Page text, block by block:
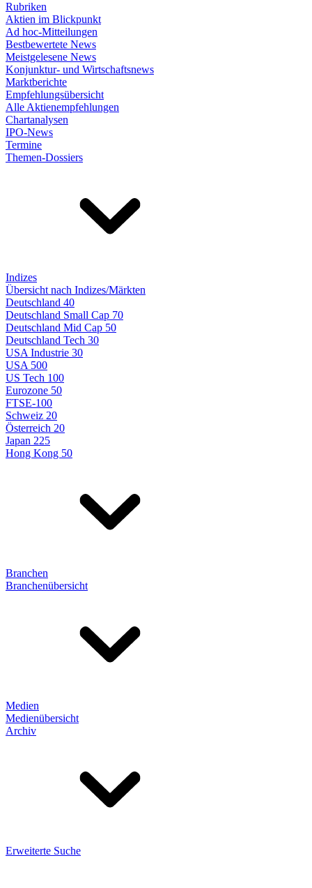
Rubriken
Aktien im Blickpunkt
Ad hoc-Mitteilungen
Bestbewertete News
Meistgelesene News
Konjunktur- und Wirtschaftsnews
Marktberichte
Empfehlungsübersicht
Alle Aktienempfehlungen
Chartanalysen
IPO-News
Termine
Themen-Dossiers
Indizes
Übersicht nach Indizes/Märkten
Deutschland 40
Deutschland Small Cap 70
Deutschland Mid Cap 50
Deutschland Tech 30
USA Industrie 30
USA 500
US Tech 100
Eurozone 50
FTSE-100
Schweiz 20
Österreich 20
Japan 225
Hong Kong 50
Branchen
Branchenübersicht
Medien
Medienübersicht
Archiv
Erweiterte Suche